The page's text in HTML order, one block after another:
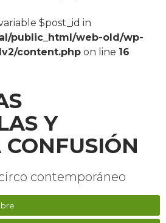
$post_id in
public_html/web-old/wp-
content.php on line 16
Y
contemporáneo